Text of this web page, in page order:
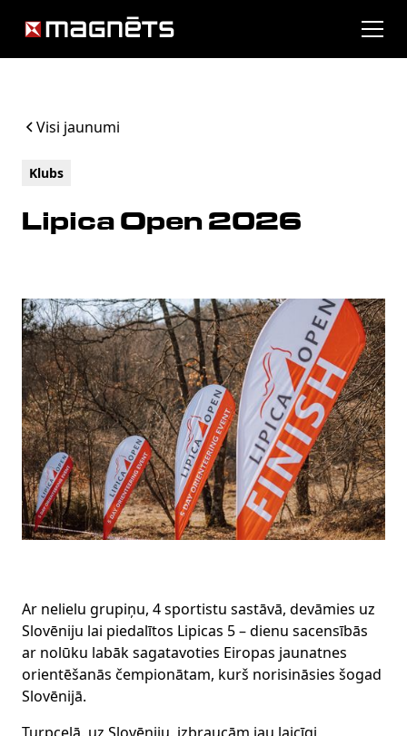
Visi jaunumi
Klubs
Lipica Open 2026
Ar nelielu grupiņu, 4 sportistu sastāvā, devāmies uz
Slovēniju lai piedalītos Lipicas 5 – dienu sacensībās
ar nolūku labāk sagatavoties Eiropas jaunatnes
orientēšanās čempionātam, kurš norisināsies šogad
Slovēnijā.